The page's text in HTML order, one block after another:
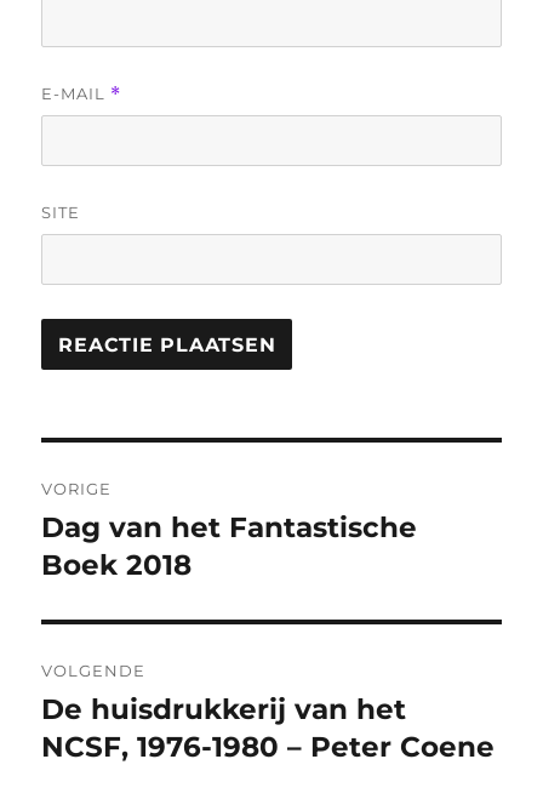
E-MAIL *
SITE
navigatie
VORIGE
Vorig
bericht:
Dag van het Fantastische
Boek 2018
VOLGENDE
Volgend
bericht:
De huisdrukkerij van het
NCSF, 1976-1980 – Peter Coene